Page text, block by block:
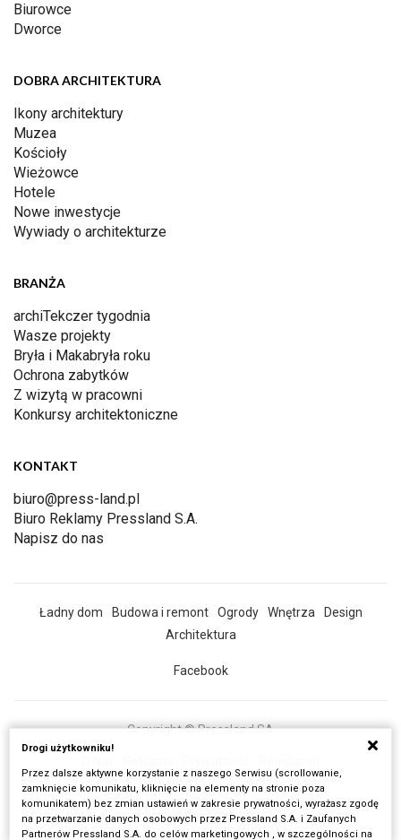
Biurowce
Dworce
DOBRA ARCHITEKTURA
Ikony architektury
Muzea
Kościoły
Wieżowce
Hotele
Nowe inwestycje
Wywiady o architekturze
BRANŻA
archiTekczer tygodnia
Wasze projekty
Bryła i Makabryła roku
Ochrona zabytków
Z wizytą w pracowni
Konkursy architektoniczne
KONTAKT
biuro@press-land.pl
Biuro Reklamy Pressland S.A.
Napisz do nas
Ładny dom Budowa i remont Ogrody Wnętrza
Design
Architektura
Facebook
Copyright © Pressland SA
Wszystkie artykuły
Realizacja: Fancybox.pl
Drogi użytkowniku!
Przez dalsze aktywne korzystanie z naszego Serwisu (scrollowanie,
zamknięcie komunikatu, kliknięcie na elementy na stronie poza
komunikatem) bez zmian ustawień w zakresie prywatności, wyrażasz zgodę
na przetwarzanie danych osobowych przez Pressland S.A. i Zaufanych
Partnerów Pressland S.A. do celów marketingowych , w szczególności na